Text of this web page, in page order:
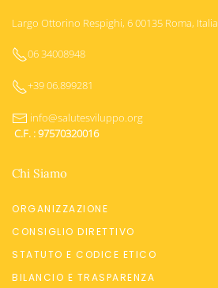
Largo Ottorino Respighi, 6 00135 Roma, Italia
06 34008948
+39 06.899281
info@salutesviluppo.org
C.F. : 97570320016
Chi Siamo
ORGANIZZAZIONE
CONSIGLIO DIRETTIVO
STATUTO E CODICE ETICO
BILANCIO E TRASPARENZA